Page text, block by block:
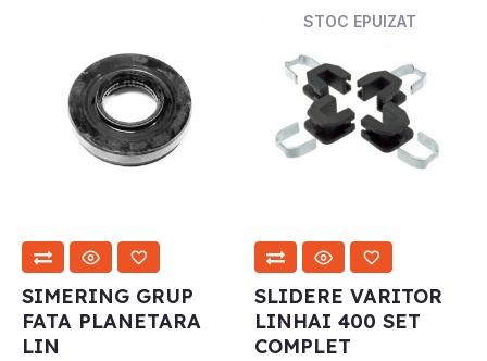
SIMERING GRUP
FATA PLANETARA
LIN
STOC EPUIZAT
SLIDERE VARITOR
LINHAI 400 SET
COMPLET